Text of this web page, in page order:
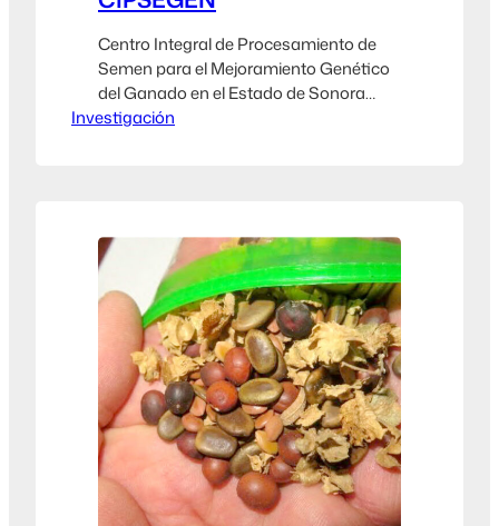
Centro Integral de Procesamiento de
Semen para el Mejoramiento Genético
del Ganado en el Estado de Sonora
(CIPSEGEN). Patrocipes presentó el día
instalaciones de Patrocipes, contará
con un laboratorio especializado que se
ubicará en…
Investigación